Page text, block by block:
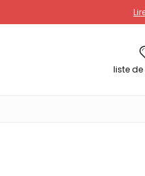
liste